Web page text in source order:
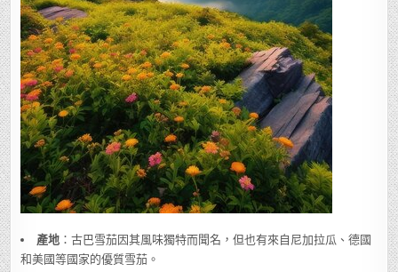
產地 ：古巴雪茄因其風味獨特而聞名，但也有來自尼加拉瓜、德國
和美國等國家的優質雪茄。